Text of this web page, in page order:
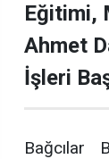
Eğitimi,
Ahmet
İşleri
Bağcılar